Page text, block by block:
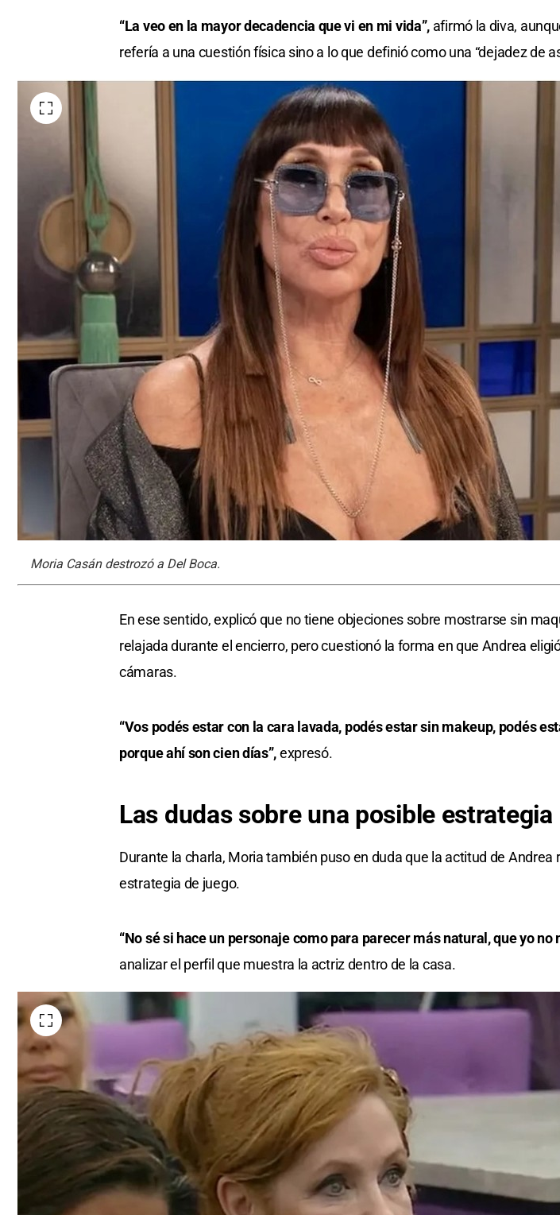
“La veo en la mayor decadencia que vi en mi vida”, afirmó la diva,
refería a una cuestión física sino a lo que definió como una “dejadez de
Moria Casán destrozó a Del Boca.
En ese sentido, explicó que no tiene objeciones sobre mostrarse sin
relajada durante el encierro, pero cuestionó la forma en que Andrea
cámaras.
“Vos podés estar con la cara lavada, podés estar sin makeup, podés
porque ahí son cien días”,expresó.
Las dudas sobre una posible estrategia
Durante la charla, Moria también puso en duda que la actitud de Andrea
estrategia de juego.
“No sé si hace un personaje como para parecer más natural, que yo no
analizar el perfil que muestra la actriz dentro de la casa.